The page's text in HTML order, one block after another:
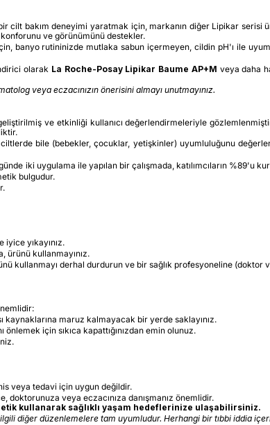
cilt bakım deneyimi yaratmak için, markanın diğer Lipikar serisi
ve görünümünü destekler.
banyo rutininizde mutlaka sabun içermeyen, cildin pH'ı ile
olarak La Roche-Posay Lipikar Baume AP+M veya daha
veya eczacınızın önerisini almayı unutmayınız.
ve etkinliği kullanıcı değerlendirmeleriyle
bile (bebekler, çocuklar, yetişkinler) uyumluluğunu
iki uygulama ile yapılan bir çalışmada, katılımcıların %89'u
bulgudur.
yıkayınız.
ürünü kullanmayınız.
kullanmayı derhal durdurun ve bir sağlık profesyoneline (doktor
kaynaklarına maruz kalmayacak bir yerde saklayınız.
için sıkıca kapattığınızdan emin olunuz.
veya tedavi için uygun değildir.
veya eczacınıza danışmanız önemlidir.
kullanarak sağlıklı yaşam hedeflerinize ulaşabilirsiniz.
diğer düzenlemelere tam uyumludur. Herhangi bir tıbbi iddia